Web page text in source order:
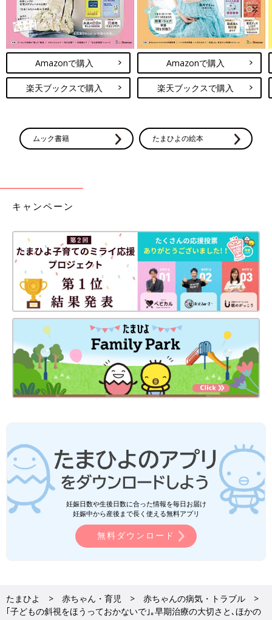
Amazonで購入
楽天ブックスで購入
Amazonで購入
楽天ブックスで購入
ムック書籍 たまひよの絵本
キャンペーン
妊娠日数や生後日数に合った情報を毎日お届け
妊娠中から産後まで長く使える無料アプリ
無料ダウンロード
たまひよ 赤ちゃん・育児
赤ちゃんの病気・トラブル
｢子どもの斜視をほうっておかないで｣｡早期治療の大切さと､ほかの